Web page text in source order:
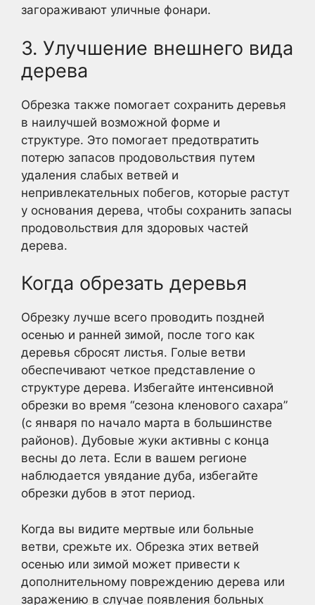
загораживают уличные фонари.
3. Улучшение внешнего вида
дерева
Обрезка также помогает сохранить деревья
в наилучшей возможной форме и
структуре. Это помогает предотвратить
потерю запасов продовольствия путем
удаления слабых ветвей и
непривлекательных побегов, которые растут
у основания дерева, чтобы сохранить запасы
продовольствия для здоровых частей
дерева.
Когда обрезать деревья
Обрезку лучше всего проводить поздней
осенью и ранней зимой, после того как
деревья сбросят листья. Голые ветви
обеспечивают четкое представление о
структуре дерева. Избегайте интенсивной
обрезки во время “сезона кленового сахара”
(с января по начало марта в большинстве
районов). Дубовые жуки активны с конца
весны до лета. Если в вашем регионе
наблюдается увядание дуба, избегайте
обрезки дубов в этот период.
Когда вы видите мертвые или больные
ветви, срежьте их. Обрезка этих ветвей
осенью или зимой может привести к
дополнительному повреждению дерева или
заражению в случае появления больных